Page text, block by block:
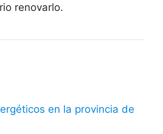
renovarlo.
en la provincia de